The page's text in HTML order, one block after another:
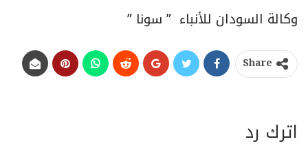
وكالة السودان للأنباء ” سونا ”
Share
اترك رد